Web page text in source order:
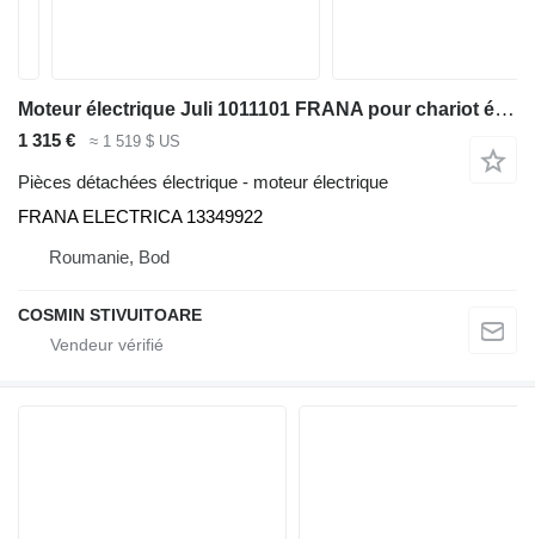
Moteur électrique Juli 1011101 FRANA pour chariot élévateur électrique
1 315 € ≈ 1 519 $ US
Pièces détachées électrique - moteur électrique
FRANA ELECTRICA 13349922
Roumanie, Bod
COSMIN STIVUITOARE